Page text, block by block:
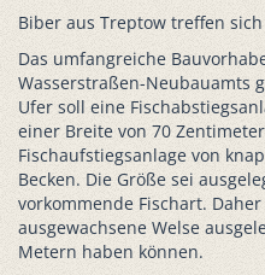
Biber aus Treptow treffen
Das umfangreiche
Wasserstraßen-Neubauamts
Ufer soll eine
einer Breite von 70
Fischaufstiegsanlage von
Becken. Die Größe sei
vorkommende Fischart.
ausgewachsene Welse
Metern haben können.